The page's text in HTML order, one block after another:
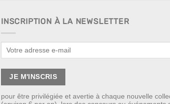
INSCRIPTION À LA NEWSLETTER
pour être privilégiée et avertie à chaque nouvelle